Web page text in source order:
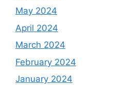
May 2024
April 2024
March 2024
February 2024
January 2024